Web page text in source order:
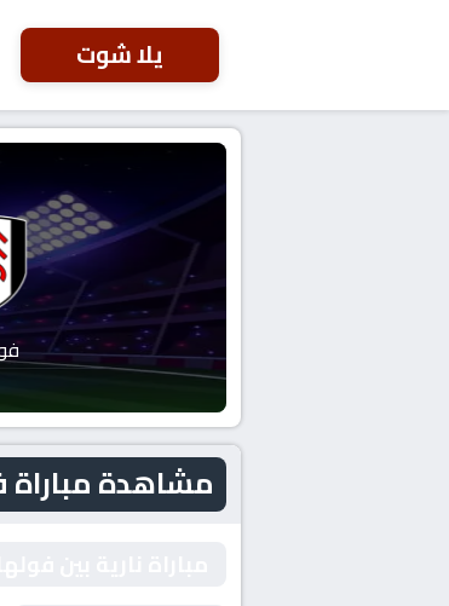
يلا شوت
مشاهدة مباراة فولهام